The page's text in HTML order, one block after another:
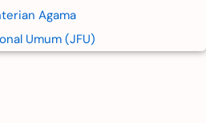
Agama
Umum (JFU)